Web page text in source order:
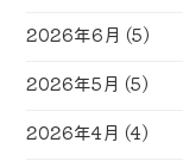
2026年6月 (5)
2026年5月 (5)
2026年4月 (4)